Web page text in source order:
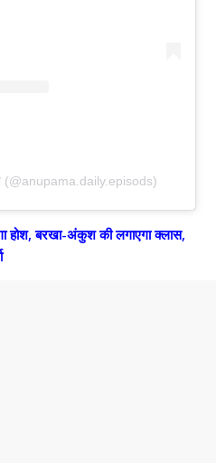
(@anupama.daily.episods)
होश, बरखा-अंकुश की लगाएगा क्लास,